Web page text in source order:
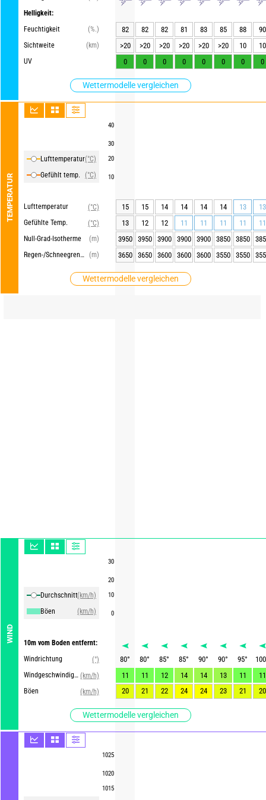
Helligkeit:
Feuchtigkeit
(%.)
Sichtweite
(km)
UV
Wettermodelle vergleichen
TEMPERATUR
Lufttemperatur(°C)
Gefühlt temp.
(°C)
Lufttemperatur
(°C)
Gefühlte Temp.
(°C)
Null-Grad-Isotherme
(m)
Regen-/Schneegrenze (m)
Wettermodelle vergleichen
WIND
Durchschnittliche Winde
(km/h)
Böen
(km/h)
10m vom Boden entfernt:
Windrichtung
(°)
Windgeschwindigkeit (km/h)
Böen
(km/h)
Wettermodelle vergleichen
40
30
20
10
30
20
10
0
1025
1020
1015
82 82 82 81 83 85 88
90
>20
>20 >20 >20 >20 >20 10
10
0
0 0 0 0 0 0 0
15 15 14 14 14 14 13
13
13
12 12 11 11 11 11
11
3950
3950 3900 3900 3900 3850 3850
3650
3650 3600 3600 3600 3550 3550
80° 80° 85° 85° 90° 90° 95°
100
11
11 12 14 14 13 11
11
20
21 22 24 24 23 21 20